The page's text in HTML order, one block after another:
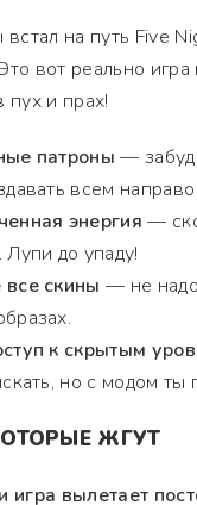
встал на путь Five
вот реально
пух и прах!
патроны —
всем
энергия —
до упаду!
скины — не
к скрытым
но с модом ты
ЖГУТ
игра вылетает